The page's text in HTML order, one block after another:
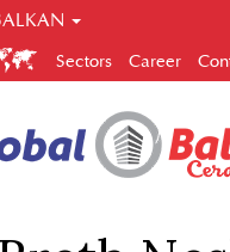
is a company that brings
to easily make your choice
central heating and ceramic
Sectors Career